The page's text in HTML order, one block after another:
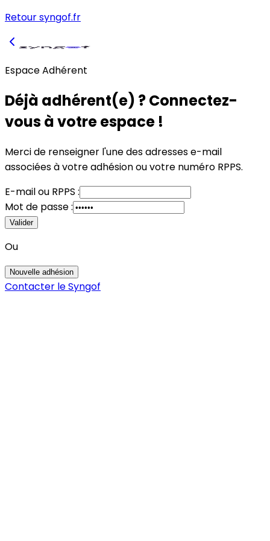
Retour syngof.fr
Espace Adhérent
Déjà adhérent(e) ? Connectez-
vous à votre espace !
Merci de renseigner l'une des adresses e-mail
associées à votre adhésionouvotre numéro RPPS.
E-mailou RPPS :
Mot de passe :
Valider
Ou
Nouvelle adhésion
Contacter le Syngof